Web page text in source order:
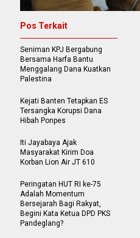
Pos Terkait
Seniman KPJ Bergabung
Bersama Harfa Bantu
Menggalang Dana Kuatkan
Palestina
Kejati Banten Tetapkan ES
Tersangka Korupsi Dana
Hibah Ponpes
Iti Jayabaya Ajak
Masyarakat Kirim Doa
Korban Lion Air JT 610
Peringatan HUT RI ke-75
Adalah Momentum
Bersejarah Bagi Rakyat,
Begini Kata Ketua DPD PKS
Pandeglang?